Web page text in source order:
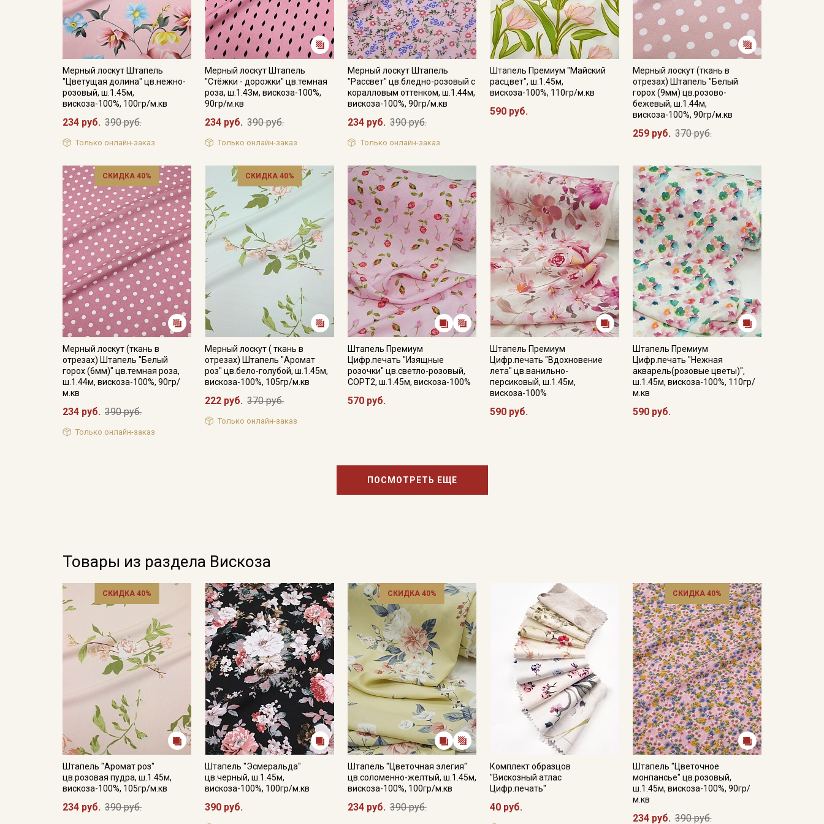
Мерный лоскут Штапель
"Цветущая долина" цв.нежно-
розовый, ш.1.45м,
вискоза-100%, 100гр/м.кв
234 руб. 390 руб.
Только онлайн-заказ
Мерный лоскут Штапель
"Стёжки - дорожки" цв.темная
роза, ш.1.43м, вискоза-100%,
90гр/м.кв
234 руб. 390 руб.
Только онлайн-заказ
Мерный лоскут Штапель
"Рассвет" цв.бледно-розовый с
коралловым оттенком, ш.1.44м,
вискоза-100%, 90гр/м.кв
234 руб. 390 руб.
Только онлайн-заказ
Штапель Премиум "Майский
расцвет", ш.1.45м,
вискоза-100%, 110гр/м.кв
590 руб.
Мерный лоскут (ткань в
отрезах) Штапель "Белый
горох (9мм) цв.розово-
бежевый, ш.1.44м,
вискоза-100%, 90гр/м.кв
259 руб. 370 руб.
СКИДКА 40%
Мерный лоскут (ткань в
отрезах) Штапель "Белый
горох (6мм)" цв.темная роза,
ш.1.44м, вискоза-100%, 90гр/
м.кв
234 руб. 390 руб.
Только онлайн-заказ
СКИДКА 40%
Мерный лоскут ( ткань в
отрезах) Штапель "Аромат
роз" цв.бело-голубой, ш.1.45м,
вискоза-100%, 105гр/м.кв
222 руб. 370 руб.
Только онлайн-заказ
Штапель Премиум
Цифр.печать "Изящные
розочки" цв.светло-розовый,
СОРТ2, ш.1.45м, вискоза-100%
570 руб.
Штапель Премиум
Цифр.печать "Вдохновение
лета" цв.ванильно-
персиковый, ш.1.45м,
вискоза-100%
590 руб.
Штапель Премиум
Цифр.печать "Нежная
акварель(розовые цветы)",
ш.1.45м, вискоза-100%, 110гр/
м.кв
590 руб.
ПОСМОТРЕТЬ ЕЩЕ
Товары из раздела Вискоза
СКИДКА 40%
Штапель "Аромат роз"
цв.розовая пудра, ш.1.45м,
вискоза-100%, 105гр/м.кв
234 руб. 390 руб.
Штапель "Эсмеральда"
цв.черный, ш.1.45м,
вискоза-100%, 100гр/м.кв
390 руб.
СКИДКА 40%
Штапель "Цветочная элегия"
цв.соломенно-желтый, ш.1.45м,
вискоза-100%, 100гр/м.кв
234 руб. 390 руб.
Комплект образцов
"Вискозный атлас
Цифр.печать"
40 руб.
СКИДКА 40%
Штапель "Цветочное
монпансье" цв.розовый,
ш.1.45м, вискоза-100%, 90гр/
м.кв
234 руб. 390 руб.
Подписаться
Ознакомлен(а) сПолитикой обработки персональных
данных
и даюСогласие на обработку персональных
данных
Согласие на получение рекламных и
информационных рассылок